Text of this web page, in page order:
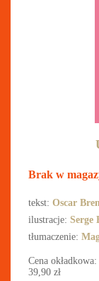
Brak w
tekst: Oscar
ilustracje: Serge
tłumaczenie:
Cena okładkowa:
39,90 zł